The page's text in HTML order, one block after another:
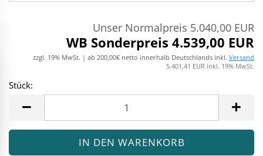
Unser Normalpreis 5.040,00 EUR
WB Sonderpreis 4.539,00 EUR
zzgl. 19% MwSt. | ab 200,00€ netto innerhalb Deutschlands inkl. Versand
5.401,41 EUR inkl. 19% MwSt.
Stück: